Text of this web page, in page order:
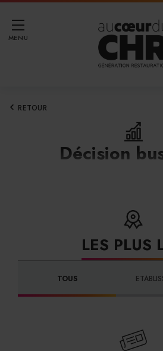
MENU
RETOUR
Décision
LES PLUS
TOUS